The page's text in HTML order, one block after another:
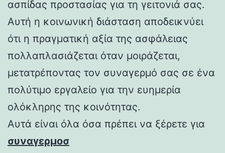
ασπίδας προστασίας για τη γειτονιά σας.
Αυτή η κοινωνική διάσταση αποδεικνύει
ότι η πραγματική αξία της ασφάλειας
πολλαπλασιάζεται όταν μοιράζεται,
μετατρέποντας τον συναγερμό σας σε ένα
πολύτιμο εργαλείο για την ευημερία
ολόκληρης της κοινότητας.
Αυτά είναι όλα όσα πρέπει να ξέρετε για
συναγερμοσ